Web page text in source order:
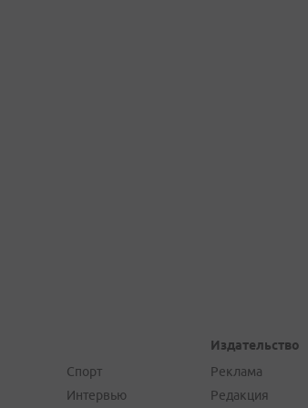
Спорт
Интервью
Издательство
Реклама
Редакция